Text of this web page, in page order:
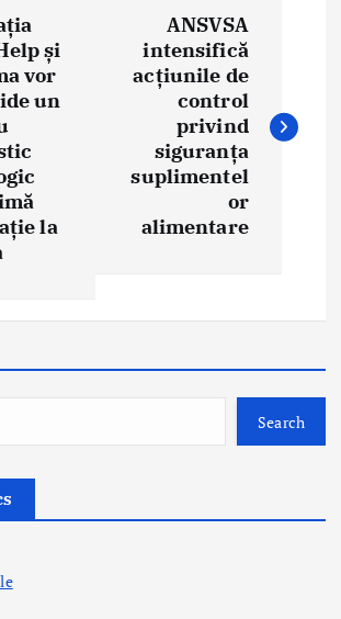
și
vor
un
la
ANSVSA
intensifică
acțiunile de
control
privind
siguranța
suplimentel
or
alimentare
Search